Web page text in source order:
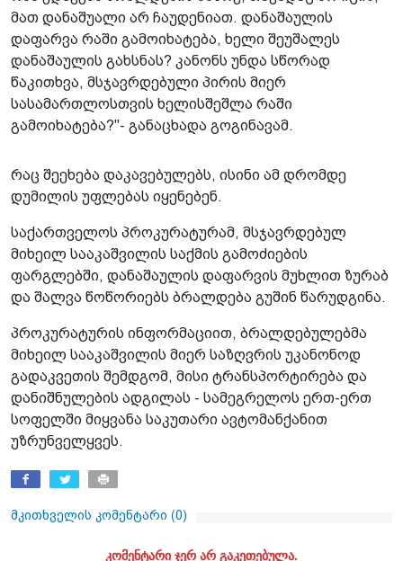
მათ დანაშუალი არ ჩაუდენიათ. დანაშაულის
დაფარვა რაში გამოიხატება, ხელი შეუშალეს
დანაშაულის გახსნას? კანონს უნდა სწორად
წაკითხვა, მსჯავრდებული პირის მიერ
სასამართლოსთვის ხელისშეშლა რაში
გამოიხატება?"- განაცხადა გოგინავამ.
რაც შეეხება დაკავებულებს, ისინი ამ დრომდე
დუმილის უფლებას იყენებენ.
საქართველოს პროკურატურამ, მსჯავრდებულ
მიხეილ სააკაშვილის საქმის გამოძიების
ფარგლებში, დანაშაულის დაფარვის მუხლით ზურაბ
და შალვა წოწორიებს ბრალდება გუშინ წარუდგინა.
პროკურატურის ინფორმაციით, ბრალდებულებმა
მიხეილ სააკაშვილის მიერ საზღვრის უკანონოდ
გადაკვეთის შემდგომ, მისი ტრანსპორტირება და
დანიშნულების ადგილას - სამეგრელოს ერთ-ერთ
სოფელში მიყვანა საკუთარი ავტომანქანით
უზრუნველყვეს.
მკითხველის კომენტარი (0)
კომენტარი ჯერ არ გაკეთებულა.